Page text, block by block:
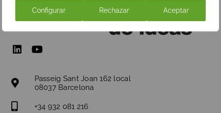
Configurar Rechazar Aceptar
Passeig Sant Joan 162 local
08037 Barcelona
+34 932 081 216